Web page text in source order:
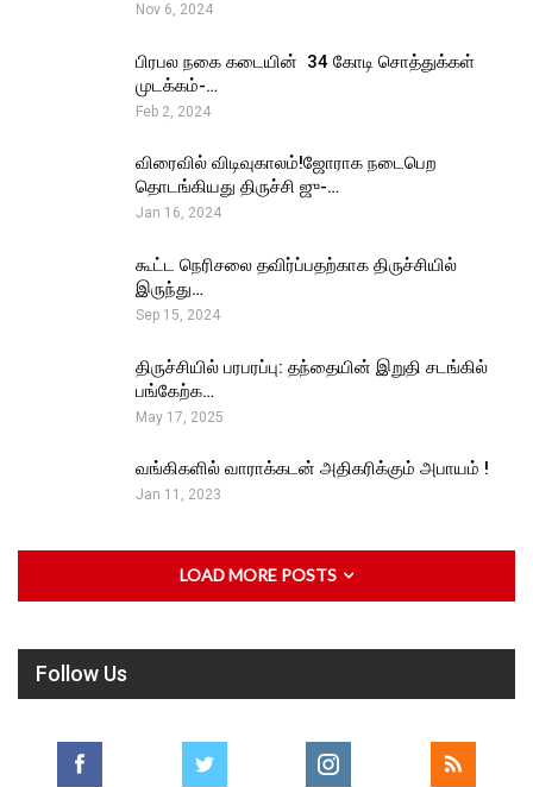
Nov 6, 2024
பிரபல நகை கடையின் ₹ 34 கோடி சொத்துக்கள்
முடக்கம்-…
Feb 2, 2024
விரைவில் விடிவுகாலம்!ஜோராக நடைபெற
தொடங்கியது திருச்சி ஜு-…
Jan 16, 2024
கூட்ட நெரிசலை தவிர்ப்பதற்காக திருச்சியில்
இருந்து…
Sep 15, 2024
திருச்சியில் பரபரப்பு: தந்தையின் இறுதி சடங்கில்
பங்கேற்க…
May 17, 2025
வங்கிகளில் வாராக்கடன் அதிகரிக்கும் அபாயம் !
Jan 11, 2023
LOAD MORE POSTS
Follow Us